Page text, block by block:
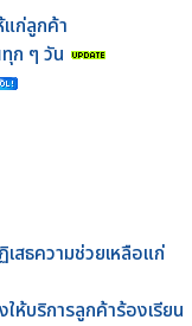
แก่ลูกค้า
ก ๆ วัน
สธความช่วยเหลือแก่
ห้บริการลูกค้าร้องเรียน